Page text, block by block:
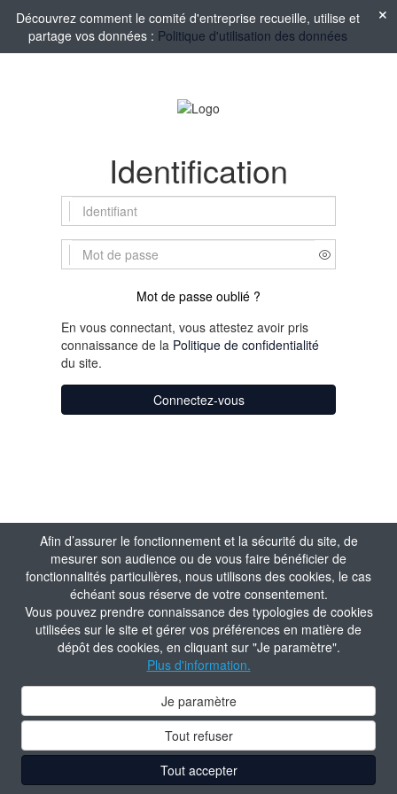
Afin d’assurer le fonctionnement et la sécurité du site, de
mesurer son audience ou de vous faire bénéficier de
fonctionnalités particulières, nous utilisons des cookies, le cas
échéant sous réserve de votre consentement.
Vous pouvez prendre connaissance des typologies de cookies
utilisées sur le site et gérer vos préférences en matière de
dépôt des cookies, en cliquant sur "Je paramètre".
Plus d'information.
Je paramètre
Tout refuser
Tout accepter
Découvrez comment le comité d'entreprise recueille, utilise et
partage vos données : Politique d'utilisation des données
Identification
Mot de passe oublié ?
En vous connectant, vous attestez avoir pris
connaissance de la Politique de confidentialité
du site.
Connectez-vous